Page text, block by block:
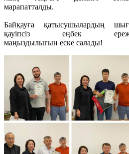
марапатталды.
Байқауға қатысушылардың
қауіпсіз еңбек
маңыздылығын еске салады!